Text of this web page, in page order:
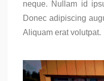
neque. Nullam id
Donec adipiscing
Aliquam erat volutpat.